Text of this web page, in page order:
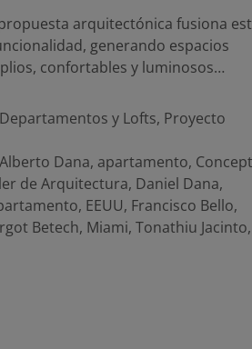
arquitectónica fusiona
generando espacios
confortables y luminosos…
Categorías
Departamentos y Lofts, Proyecto
Etiquetas
Alberto Dana, apartamento,
de Arquitectura, Daniel Dana,
, EEUU, Francisco Bello,
Betech, Miami, Tonathiu Jacinto,